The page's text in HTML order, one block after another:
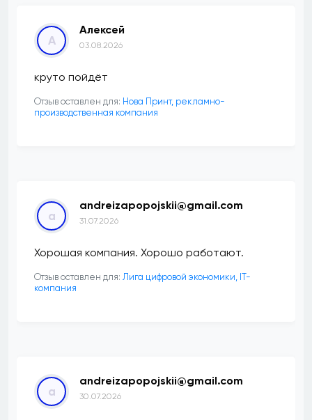
А
Алексей
03.08.2026
круто пойдёт
Отзыв оставлен для: Нова Принт, рекламно-
производственная компания
a
andreizapopojskii@gmail.com
31.07.2026
Хорошая компания. Хорошо работают.
Отзыв оставлен для: Лига цифровой экономики, IT-
компания
a
andreizapopojskii@gmail.com
30.07.2026